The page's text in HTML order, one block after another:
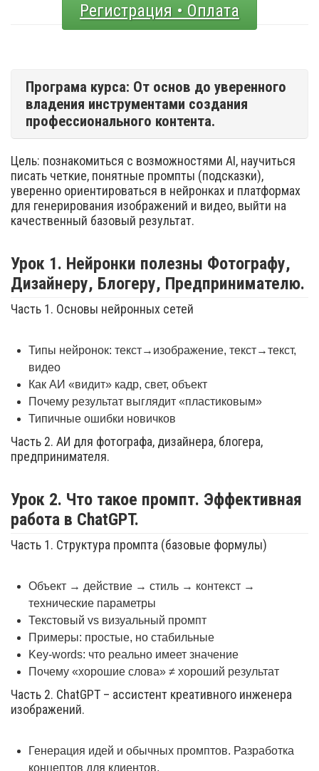
Регистрация • Оплата
Програма курса: От основ до уверенного
владения инструментами создания
профессионального контента.
Цель: познакомиться с возможностями AI, научиться
писать четкие, понятные промпты (подсказки),
уверенно ориентироваться в нейронках и платформах
для генерирования изображений и видео, выйти на
качественный базовый результат.
Урок 1. Нейронки полезны Фотографу,
Дизайнеру, Блогеру, Предпринимателю.
Часть 1. Основы нейронных сетей
Типы нейронок: текст→изображение, текст→текст,
видео
Как АИ «видит» кадр, свет, объект
Почему результат выглядит «пластиковым»
Типичные ошибки новичков
Часть 2. АИ для фотографа, дизайнера, блогера,
предпринимателя.
Урок 2. Что такое промпт. Эффективная
работа в ChatGPT.
Часть 1. Структура промпта (базовые формулы)
Объект → действие → стиль → контекст →
технические параметры
Текстовый vs визуальный промпт
Примеры: простые, но стабильные
Key-words: что реально имеет значение
Почему «хорошие слова» ≠ хороший результат
Часть 2. ChatGPT – ассистент креативного инженера
изображений.
Генерация идей и обычных промптов. Разработка
концептов для клиентов.